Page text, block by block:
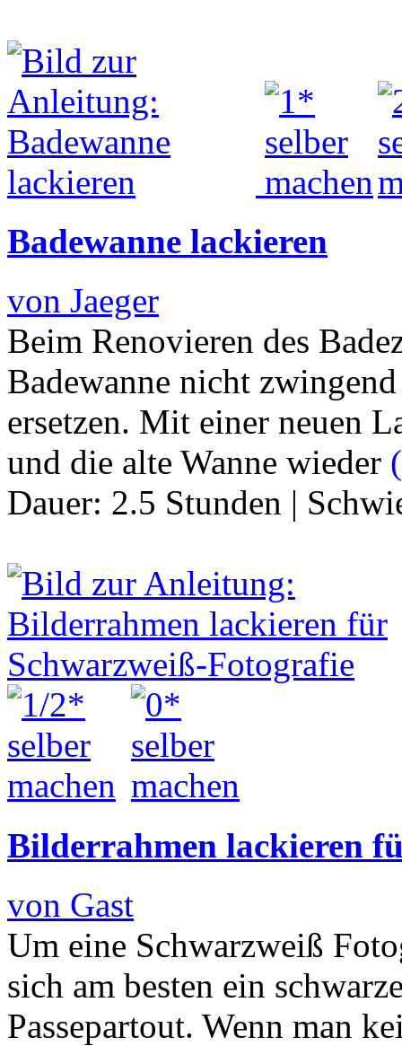
Badewanne lackieren
von Jaeger
Beim Renovieren des
Badewanne nicht
ersetzen. Mit einer neuen
und die alte Wanne wieder
Dauer: 2.5 Stunden |
Bilderrahmen lackieren
von Gast
Um eine Schwarzweiß
sich am besten ein
Passepartout. Wenn man